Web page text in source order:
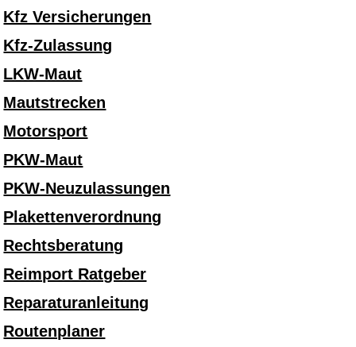
Kfz Versicherungen
Kfz-Zulassung
LKW-Maut
Mautstrecken
Motorsport
PKW-Maut
PKW-Neuzulassungen
Plakettenverordnung
Rechtsberatung
Reimport Ratgeber
Reparaturanleitung
Routenplaner